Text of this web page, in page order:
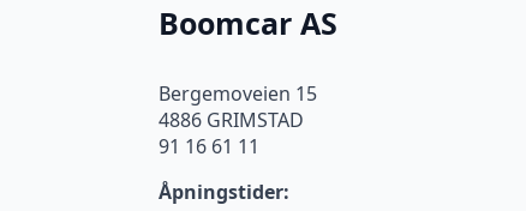
Boomcar AS
Bergemoveien 15
4886 GRIMSTAD
91 16 61 11
Åpningstider: